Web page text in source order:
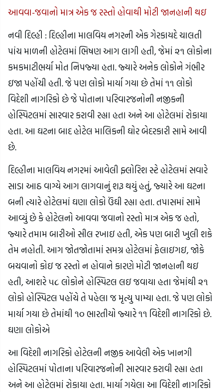
આવવા-જવાનો માત્ર એક જ રસ્તો હોવાથી મોટી જાનહાની થઇ
નવી દિલ્હી : દિલ્હીના માલવિય નગરની એક ગેરકાયદે ચાલતી
પાંચ માળની હોટેલમાં ભિષણ આગ લાગી હતી, જેમાં ૨૧ લોકોના
કમકમાટીભર્યા મોત નિપજ્યા હતા. જ્યારે અનેક લોકોને ગંભીર
ઇજા પહોંચી હતી. જે પણ લોકો માર્યા ગયા છે તેમાં ૧૧ લોકો
વિદેશી નાગરિકો છે જે પોતાના પરિવારજનોની નજીકની
હોસ્પિટલમાં સારવાર કરાવી રહ્યા હતા અને આ હોટેલમાં રોકાયા
હતા. આ ઘટના બાદ હોટેલ માલિકની ઘોર બેદરકારી સામે આવી
છે.
દિલ્હીના માલવિય નગરમાં આવેલી ફ્લોરિશ સ્ટે હોટેલમાં સવારે
સાડા આઠ વાગ્યે આગ લાગવાનું શરૂ થયું હતું, જ્યારે આ ઘટના
બની ત્યારે હોટેલમાં ઘણા લોકો ઉંઘી રહ્યા હતા. તપાસમાં સામે
આવ્યું છે કે હોટેલનો આવવા જવાનો રસ્તો માત્ર એક જ હતો,
જ્યારે તમામ બારીઓ સીલ રખાઇ હતી, એક પણ બારી ખુલી શકે
તેમ નહોતી. આગ જોતજોતામાં સમગ્ર હોટેલમાં ફેલાઇગઇ, જોકે
બચવાનો કોઇ જ રસ્તો ન હોવાને કારણે મોટી જાનહાની થઇ
હતી, આશરે ૫૮ લોકોને હોસ્પિટલ લઇ જવાયા હતા જેમાંથી ૨૧
લોકો હોસ્પિટલ પહોંચે તે પહેલા જ મૃત્યુ પામ્યા હતા. જે પણ લોકો
માર્યા ગયા છે તેમાંથી ૧૦ ભારતીયો જ્યારે ૧૧ વિદેશી નાગરિકો છે.
ઘણા લોકોએ
આ વિદેશી નાગરિકો હોટેલની નજીક આવેલી એક ખાનગી
હોસ્પિટલમાં પોતાના પરિવારજનોની સારવાર કરાવી રહ્યા હતા
અને આ હોટેલમાં રોકાયા હતા. માર્યા ગયેલા આ વિદેશી નાગરિકો